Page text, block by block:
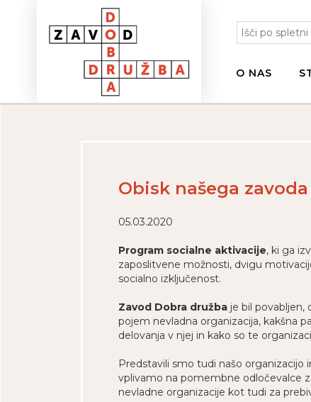
O NAS
Obisk našega
05.03.2020
Program socialne aktivacije, ki ga
zaposlitvene možnosti, dvigu
socialno izključenost.
Zavod Dobra družba je bil povabljen,
pojem nevladna organizacija, kakšna
delovanja v njej in kako so te
Predstavili smo tudi našo organizacijo
vplivamo na pomembne odločevalce
nevladne organizacije kot tudi za